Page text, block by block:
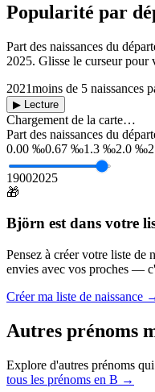
Popularité par
Part des naissances du
2025. Glisse le curseur pour
2021moins de 5 naissances
▶ Lecture
Chargement de la carte…
Part des naissances du
0.00 ‰0.67 ‰1.3 ‰2.0 ‰
19002025
🎁
Björn est dans votre
Pensez à créer votre liste de
envies avec vos proches —
Créer ma liste de naissance
Autres prénoms
Explore d'autres prénoms
tous les prénoms en B →